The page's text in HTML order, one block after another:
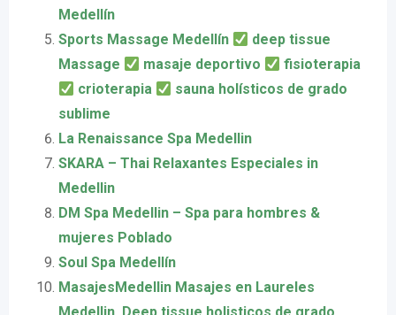
Medellín
Sports Massage Medellín
deep tissue
Massage
masaje deportivo
fisioterapia
crioterapia
sauna holísticos de grado
sublime
La Renaissance Spa Medellin
SKARA – Thai Relaxantes Especiales in
Medellin
DM Spa Medellin – Spa para hombres &
mujeres Poblado
Soul Spa Medellín
MasajesMedellin Masajes en Laureles